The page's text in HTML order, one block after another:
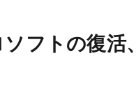
ソフトの復